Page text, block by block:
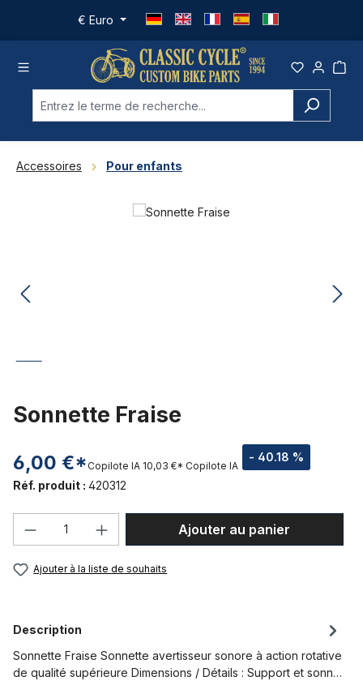
Passer au contenu principal
€ Euro
Accessoires Pour enfants
Ignorer la galerie d'images
Sonnette Fraise
6,00 €* - 40.18 %
Copilote IA 10,03 €* Copilote IA
Réf. produit : 420312
Quantité de produit : Entrez la
Ajouter au panier
Ajouter à la liste de souhaits
Description
Sonnette Fraise Sonnette avertisseur sonore à action rotative
de qualité supérieure Dimensions / Détails : Support et sonn…